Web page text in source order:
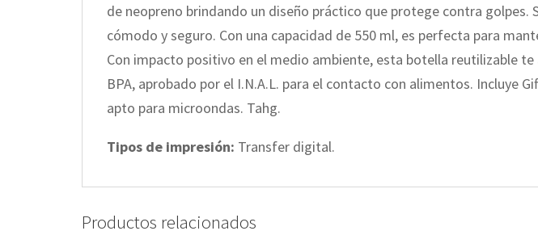
de neopreno brindando un diseño práctico que protege contra
cómodo y seguro. Con una capacidad de 550 ml, es perfecta para
Con impacto positivo en el medio ambiente, esta botella reutilizable
BPA, aprobado por el I.N.A.L. para el contacto con alimentos. Incluye
apto para microondas. Tahg.
Tipos de impresión: Transfer digital.
Productos relacionados